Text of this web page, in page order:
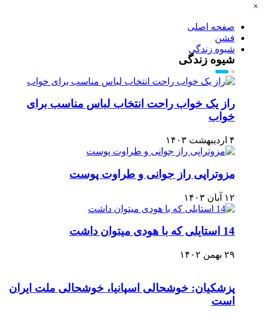
×
صفحه اصلی
فشن
شیوه زندگی
شیوه زندگی
راز یک خواب راحت انتخاب لباس مناسب برای
خواب
۴ اردیبهشت ۱۴۰۳
مزوتراپی راز جوانی و طراوت پوست
۱۲ آبان ۱۴۰۳
14 استایلی که با هودی میتوان داشت
۲۹ بهمن ۱۴۰۲
پزشکیان: خوشحالی اسپانیا، خوشحالی ملت ایران
است